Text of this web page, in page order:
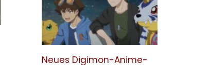
Neues Digimon-Anime-